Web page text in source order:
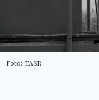
Foto: TASR